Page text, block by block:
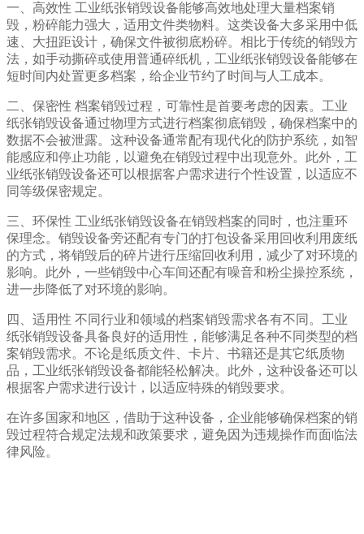
一、高效性 工业纸张销毁设备能够高效地处理大量档案销
毁，粉碎能力强大，适用文件类物料。这类设备大多采用中低
速、大扭距设计，确保文件被彻底粉碎。相比于传统的销毁方
法，如手动撕碎或使用普通碎纸机，工业纸张销毁设备能够在
短时间内处置更多档案，给企业节约了时间与人工成本。
二、保密性 档案销毁过程，可靠性是首要考虑的因素。工业
纸张销毁设备通过物理方式进行档案彻底销毁，确保档案中的
数据不会被泄露。这种设备通常配有现代化的防护系统，如智
能感应和停止功能，以避免在销毁过程中出现意外。此外，工
业纸张销毁设备还可以根据客户需求进行个性设置，以适应不
同等级保密规定。
三、环保性 工业纸张销毁设备在销毁档案的同时，也注重环
保理念。销毁设备旁还配有专门的打包设备采用回收利用废纸
的方式，将销毁后的碎片进行压缩回收利用，减少了对环境的
影响。此外，一些销毁中心车间还配有噪音和粉尘操控系统，
进一步降低了对环境的影响。
四、适用性 不同行业和领域的档案销毁需求各有不同。工业
纸张销毁设备具备良好的适用性，能够满足各种不同类型的档
案销毁需求。不论是纸质文件、卡片、书籍还是其它纸质物
品，工业纸张销毁设备都能轻松解决。此外，这种设备还可以
根据客户需求进行设计，以适应特殊的销毁要求。
在许多国家和地区，借助于这种设备，企业能够确保档案的销
毁过程符合规定法规和政策要求，避免因为违规操作而面临法
律风险。